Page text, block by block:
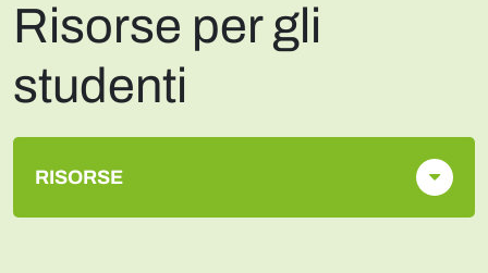
Risorse per gli
studenti
RISORSE